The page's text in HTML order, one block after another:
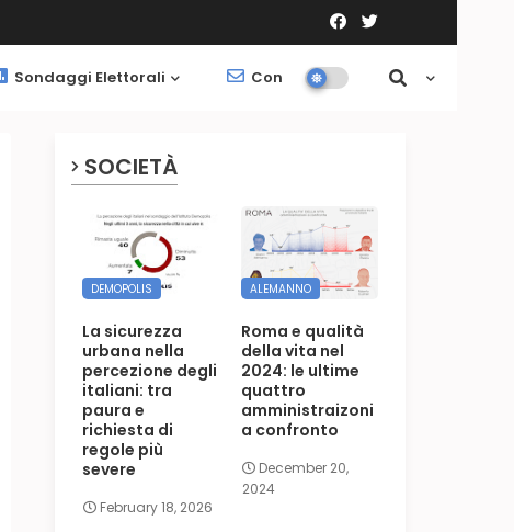
Sondaggi Elettorali Contatti Società
SOCIETÀ
DEMOPOLIS
La sicurezza
urbana nella
percezione degli
italiani: tra
paura e
richiesta di
regole più
severe
February 18, 2026
ALEMANNO
Roma e qualità
della vita nel
2024: le ultime
quattro
amministraizoni
a confronto
December 20,
2024